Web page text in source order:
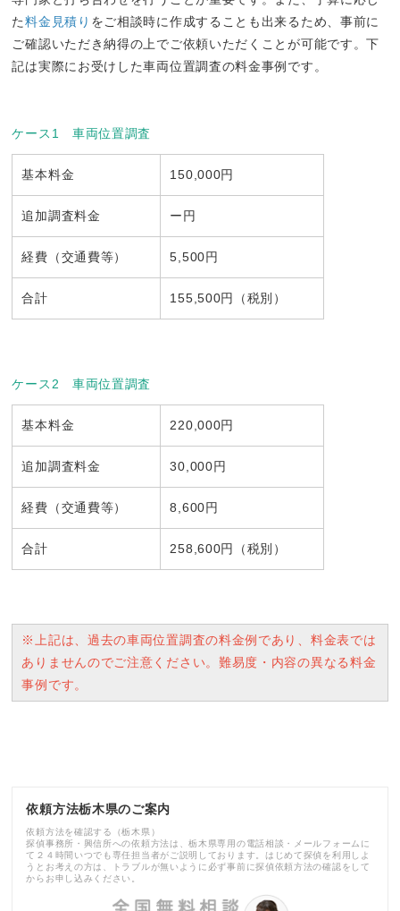
た料金見積り をご相談時に作成することも出来るため、事前に
ご確認いただき納得の上でご依頼いただくことが可能です。下
記は実際にお受けした車両位置調査の料金事例です。
ケース1 車両位置調査
基本料金 150,000円
追加調査料金 ー円
経費（交通費等） 5,500円
合計 155,500円（税別）
ケース2 車両位置調査
基本料金 220,000円
追加調査料金 30,000円
経費（交通費等） 8,600円
合計 258,600円（税別）
※上記は、過去の車両位置調査の料金例であり、料金表では
ありませんのでご注意ください。難易度・内容の異なる料金
事例です。
依頼方法栃木県のご案内
依頼方法を確認する（栃木県）
探偵事務所・興信所への依頼方法は、栃木県専用の電話相談・メールフォームに
て２４時間いつでも専任担当者がご説明しております。はじめて探偵を利用しよ
うとお考えの方は、トラブルが無いように必ず事前に探偵依頼方法の確認をして
からお申し込みください。